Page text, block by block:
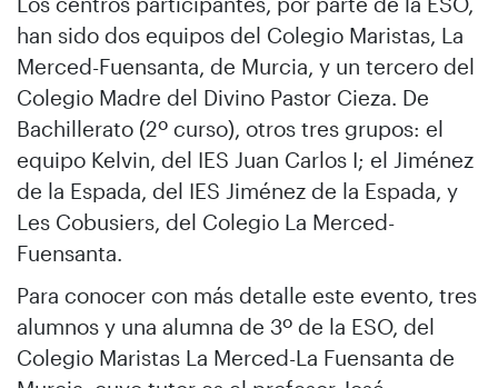
han sido dos equipos del Colegio Maristas, La
Merced-Fuensanta, de Murcia, y un tercero del
Colegio Madre del Divino Pastor Cieza. De
Bachillerato (2º curso), otros tres grupos: el
equipo Kelvin, del IES Juan Carlos I; el Jiménez
de la Espada, del IES Jiménez de la Espada, y
Les Cobusiers, del Colegio La Merced-
Fuensanta.
Para conocer con más detalle este evento, tres
alumnos y una alumna de 3º de la ESO, del
Colegio Maristas La Merced-La Fuensanta de